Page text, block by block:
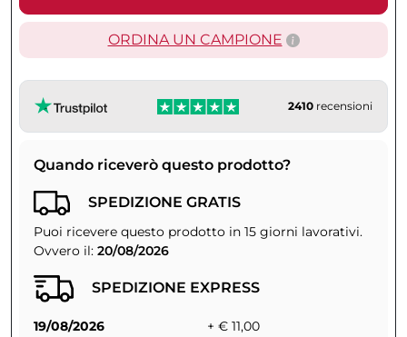
ORDINA UN CAMPIONE
2410 recensioni
Quando riceverò questo prodotto?
SPEDIZIONE GRATIS
Puoi ricevere questo prodotto in 15 giorni lavorativi.
Ovvero il: 20/08/2026
SPEDIZIONE EXPRESS
19/08/2026
+ € 11,00